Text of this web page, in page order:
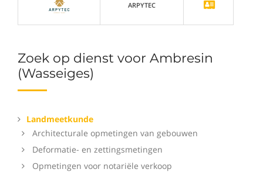
Zoek op dienst voor Ambresin
(Wasseiges)
Landmeetkunde
Architecturale opmetingen van gebouwen
Deformatie- en zettingsmetingen
Opmetingen voor notariële verkoop
ARPYTEC